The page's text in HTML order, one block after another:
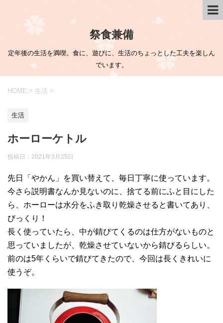
祭食兼備
定年後の生活を満喫。食に、遊びに、生活のちょっとした工夫を楽しん
でいます。
HOME > 生活 >
生活
ホーローケトル
投稿日： 2021年3月25日
先日「やかん」を買い替えて、毎日丁寧に使っています。
今さら説明書なんか見ないのに、捨てる前にふと目にした
ら、ホーローは水分をふき取り乾燥させると書いてあり、
びっくり！
長く使っていたら、中が錆びてくるのは仕方がないものと
思っていましたが、乾燥させていないから錆びるらしい。
前のは5年くらいで錆びてきたので、今回は長くきれいに
使うぞ。